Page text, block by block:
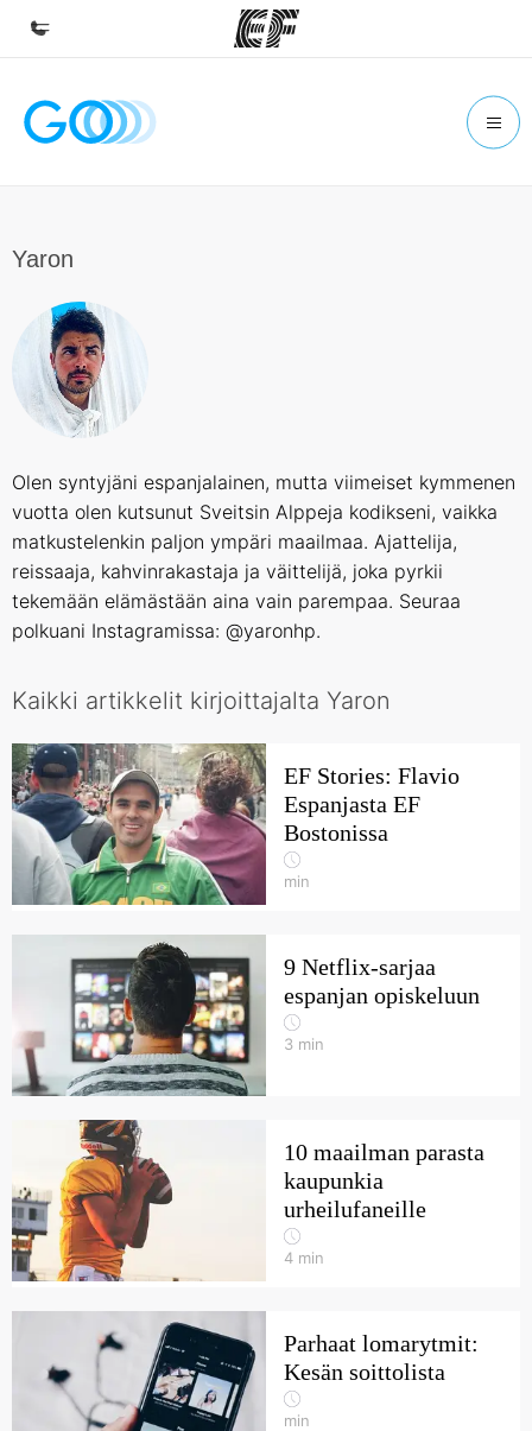
Koti
Etsi toimisto lähelläsi
Tietoa Meistä -sivustolla
Tutustu meihin tarkemmin
Liity joukkoomme
Yaron
Olen syntyjäni espanjalainen, mutta viimeiset kymmenen
vuotta olen kutsunut Sveitsin Alppeja kodikseni, vaikka
matkustelenkin paljon ympäri maailmaa. Ajattelija,
reissaaja, kahvinrakastaja ja väittelijä, joka pyrkii
tekemään elämästään aina vain parempaa. Seuraa
polkuani Instagramissa: @yaronhp.
Kaikki artikkelit kirjoittajalta Yaron
EF Stories: Flavio
Espanjasta EF
Bostonissa
min
9 Netflix-sarjaa
espanjan opiskeluun
3 min
10 maailman parasta
kaupunkia
urheilufaneille
4 min
Parhaat lomarytmit:
Kesän soittolista
min